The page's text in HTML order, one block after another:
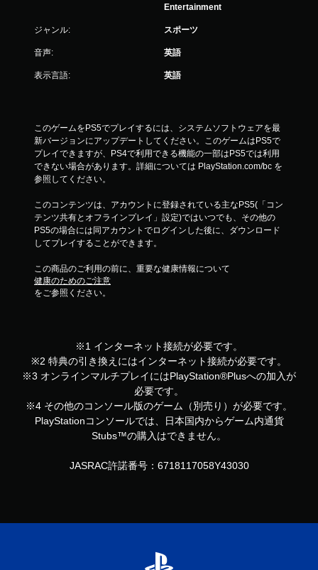
Entertainment
ジャンル: スポーツ
音声: 英語
表示言語: 英語
このゲームをPS5でプレイするには、システムソフトウェアを最
新バージョンにアップデートしてください。このゲームはPS5で
プレイできますが、PS4で利用できる機能の一部はPS5では利用
できない場合があります。詳細については PlayStation.com/bc を
参照してください。
このコンテンツは、アカウントに登録されている主なPS5(「コン
テンツ共有とオフラインプレイ」設定)ではいつでも、その他の
PS5の場合には同アカウントでログインした後に、ダウンロード
してプレイすることができます。
この商品のご利用の前に、重要な健康情報について
健康のためのご注意
をご参照ください。
※1 インターネット接続が必要です。
※2 特典の引き換えにはインターネット接続が必要です。
※3 オンラインマルチプレイにはPlayStation®Plusへの加入が
必要です。
※4 その他のコンソール版のゲーム（別売り）が必要です。
PlayStationコンソールでは、日本国内からゲーム内通貨
Stubs™の購入はできません。
JASRAC許諾番号：6718117058Y43030